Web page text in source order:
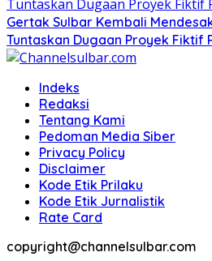
Gertak Sulbar Kembali
Tuntaskan Dugaan Proyek Fiktif
Indeks
Redaksi
Tentang Kami
Pedoman Media Siber
Privacy Policy
Disclaimer
Kode Etik Prilaku
Kode Etik Jurnalistik
Rate Card
copyright@channelsulbar.com